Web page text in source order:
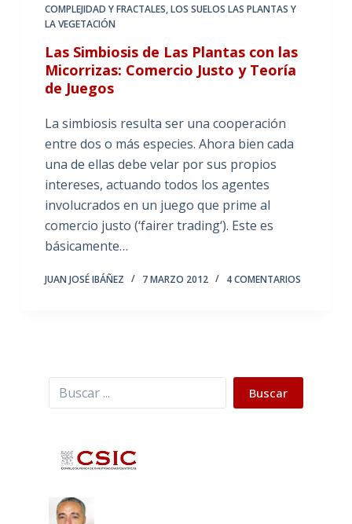
COMPLEJIDAD Y FRACTALES,LOS SUELOS LAS PLANTAS Y
LA VEGETACIÓN
Las Simbiosis de Las Plantas con las
Micorrizas: Comercio Justo y Teoría
de Juegos
La simbiosis resulta ser una cooperación
entre dos o más especies. Ahora bien cada
una de ellas debe velar por sus propios
intereses, actuando todos los agentes
involucrados en un juego que prime al
comercio justo (‘fairer trading‘). Este es
básicamente…
JUAN JOSÉ IBÁÑEZ 7 MARZO 2012 4 COMENTARIOS
Buscar Buscar